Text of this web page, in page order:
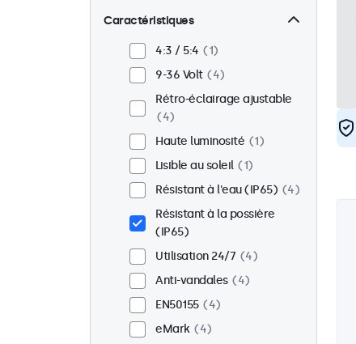
Caractéristiques
4:3 / 5:4
1
9-36 Volt
4
Rétro-éclairage ajustable
4
Haute luminosité
1
Lisible au soleil
1
Résistant à l'eau (IP65)
4
Résistant à la possière
(IP65)
Utilisation 24/7
4
Anti-vandales
4
EN50155
4
eMark
4